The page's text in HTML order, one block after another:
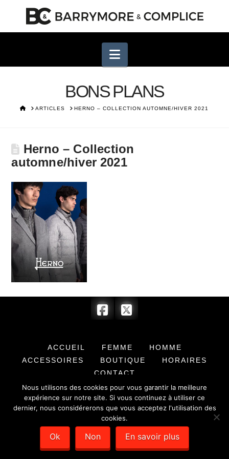
Navigation
BONS PLANS
HOMEARTICLES HERNO – COLLECTION AUTOMNE/HIVER 2021
Herno – Collection
automne/hiver 2021
ACCUEIL FEMME
HOMME
ACCESSOIRES
BOUTIQUE
HORAIRES
CONTACT
© 2017 BARRYMORE & COMPLICE - SARL au capital de 7 622,00 € -
SIRET : 351 779 384 00012 -Mentions légales- Création de sites
internet :Déclic Communication
Nous utilisons des cookies pour vous garantir la meilleure
expérience sur notre site. Si vous continuez à utiliser ce
dernier, nous considérerons que vous acceptez l'utilisation des
cookies.
Ok Non En savoir plus